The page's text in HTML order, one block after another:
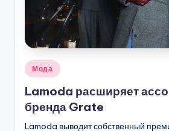
Опубликовано
Мода
Lamoda расширяет
бренда Grate
Lamoda выводит собственный